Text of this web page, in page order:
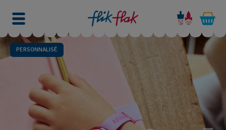
PERSONNALISÉ